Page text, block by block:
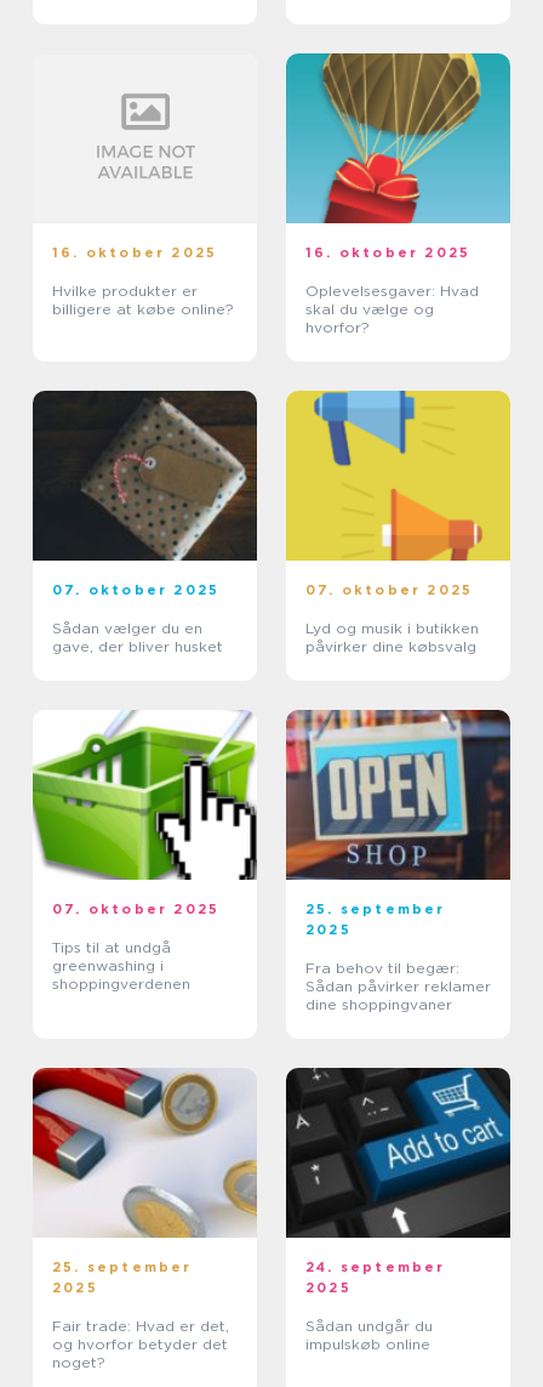
16. oktober 2025
Hvilke produkter er
billigere at købe online?
16. oktober 2025
Oplevelsesgaver: Hvad
skal du vælge og
hvorfor?
07. oktober 2025
Sådan vælger du en
gave, der bliver husket
07. oktober 2025
Lyd og musik i butikken
påvirker dine købsvalg
07. oktober 2025
Tips til at undgå
greenwashing i
shoppingverdenen
25. september
2025
Fra behov til begær:
Sådan påvirker reklamer
dine shoppingvaner
25. september
2025
Fair trade: Hvad er det,
og hvorfor betyder det
noget?
24. september
2025
Sådan undgår du
impulskøb online